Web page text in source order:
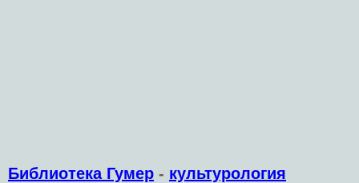
Библиотека Гумер - культурология